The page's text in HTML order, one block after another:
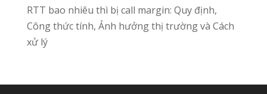
RTT bao nhiêu thì bị call margin: Quy định,
Công thức tính, Ảnh hưởng thị trường và Cách
xử lý